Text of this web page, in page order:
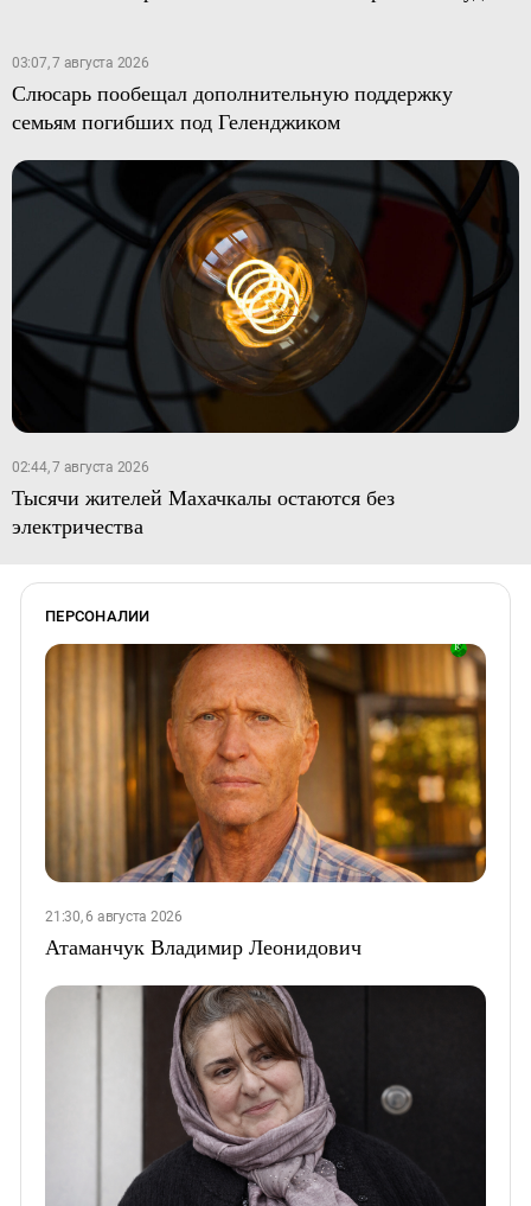
03:07, 7 августа 2026
Слюсарь пообещал дополнительную поддержку
семьям погибших под Геленджиком
02:44, 7 августа 2026
Тысячи жителей Махачкалы остаются без
электричества
ПЕРСОНАЛИИ
21:30, 6 августа 2026
Атаманчук Владимир Леонидович